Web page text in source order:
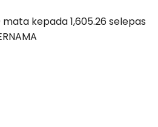
mata kepada 1,605.26 selepas